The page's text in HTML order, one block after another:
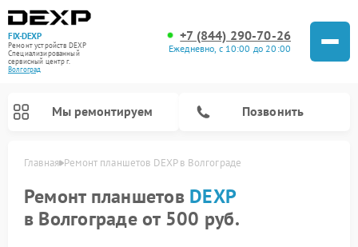
FIX-DEXP
Ремонт устройств DEXP
Специализированный
cервисный центр г.
Волгоград
+7 (844) 290-70-26
Ежедневно, с 10:00 до 20:00
Мы ремонтируем Позвонить
Главная Ремонт планшетов DEXP в Волгограде
Ремонт планшетов DEXP
в Волгограде от 500 руб.